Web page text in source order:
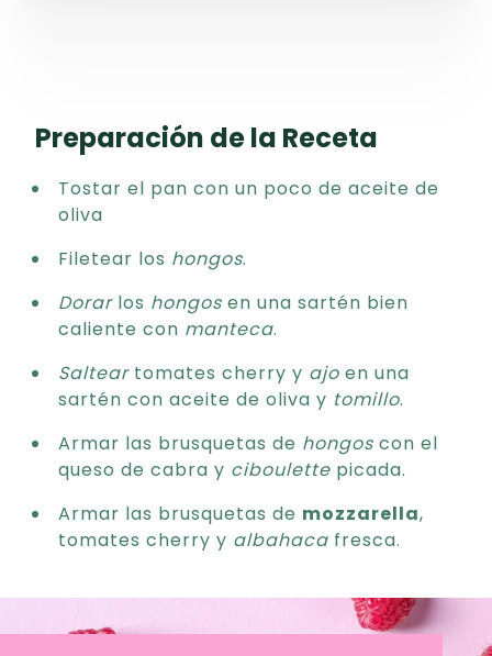
Preparación de la Receta
Tostar el pan con un poco de aceite de
oliva
Filetear los hongos.
Dorarlos hongos en una sartén bien
caliente con manteca.
Salteartomates cherry y ajo en una
sartén con aceite de oliva y tomillo.
Armar las brusquetas de hongos con el
queso de cabra y ciboulette picada.
Armar las brusquetas de mozzarella,
tomates cherry y albahaca fresca.